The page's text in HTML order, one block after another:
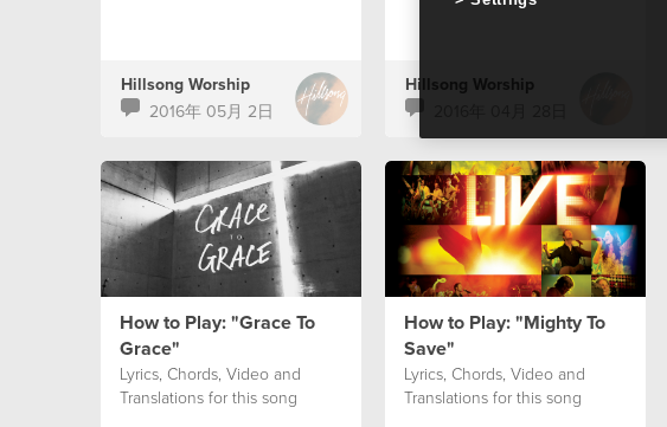
Hillsong Worship
2016年 05月 2日
Hillsong Worship
How to Play: "Grace To
Grace"
Lyrics, Chords, Video and
Translations for this song
How to Play: "Mighty To
Save"
Lyrics, Chords, Video and
Translations for this song